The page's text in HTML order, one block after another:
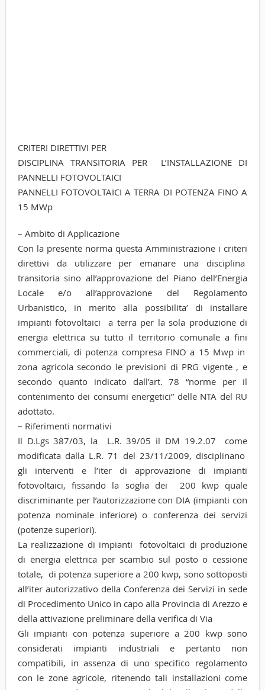
CRITERI DIRETTIVI PER
DISCIPLINA TRANSITORIA PER L’INSTALLAZIONE DI
PANNELLI FOTOVOLTAICI
PANNELLI FOTOVOLTAICI A TERRA DI POTENZA FINO A
15 MWp
– Ambito di Applicazione
Con la presente norma questa Amministrazione i criteri
direttivi da utilizzare per emanare una disciplina
transitoria sino all’approvazione del Piano dell’Energia
Locale e/o all’approvazione del Regolamento
Urbanistico, in merito alla possibilita’ di installare
impianti fotovoltaici a terra per la sola produzione di
energia elettrica su tutto il territorio comunale a fini
commerciali, di potenza compresa FINO a 15 Mwp in
zona agricola secondo le previsioni di PRG vigente , e
secondo quanto indicato dall’art. 78 “norme per il
contenimento dei consumi energetici” delle NTA del RU
adottato.
– Riferimenti normativi
Il D.Lgs 387/03, la L.R. 39/05 il DM 19.2.07 come
modificata dalla L.R. 71 del 23/11/2009, disciplinano
gli interventi e l’iter di approvazione di impianti
fotovoltaici, fissando la soglia dei 200 kwp quale
discriminante per l’autorizzazione con DIA (impianti con
potenza nominale inferiore) o conferenza dei servizi
(potenze superiori).
La realizzazione di impianti fotovoltaici di produzione
di energia elettrica per scambio sul posto o cessione
totale, di potenza superiore a 200 kwp, sono sottoposti
all’iter autorizzativo della Conferenza dei Servizi in sede
di Procedimento Unico in capo alla Provincia di Arezzo e
della attivazione preliminare della verifica di Via
Gli impianti con potenza superiore a 200 kwp sono
considerati impianti industriali e pertanto non
compatibili, in assenza di uno specifico regolamento
con le zone agricole, ritenendo tali installazioni come